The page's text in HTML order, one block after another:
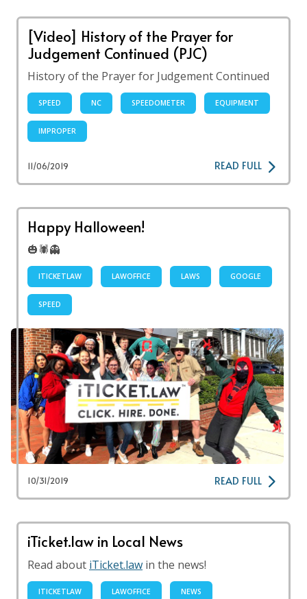
[Video] History of the Prayer for
Judgement Continued (PJC)
History of the Prayer for Judgement Continued
SPEED NC SPEEDOMETER EQUIPMENT
IMPROPER
11/06/2019 READ FULL
Happy Halloween!
🎃🕷👻
ITICKETLAW LAWOFFICE LAWS GOOGLE
SPEED
10/31/2019 READ FULL
iTicket.law in Local News
Read about iTicket.law in the news!
ITICKETLAW LAWOFFICE NEWS